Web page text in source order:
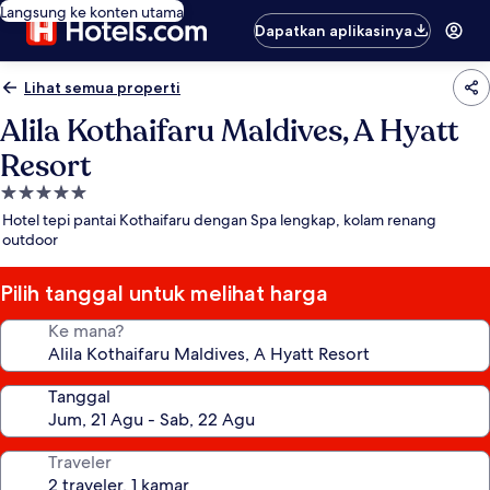
Langsung ke konten utama
Dapatkan aplikasinya
Lihat semua properti
Alila Kothaifaru Maldives, A Hyatt
Resort
Properti
bintang
5.0
Hotel tepi pantai Kothaifaru dengan Spa lengkap, kolam renang
outdoor
Pilih tanggal untuk melihat harga
Ke mana?
Tanggal
Traveler